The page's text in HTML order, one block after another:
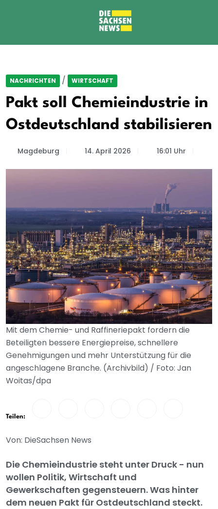
NACHRICHTEN / WIRTSCHAFT
Pakt soll Chemieindustrie in
Ostdeutschland stabilisieren
Magdeburg 14. April 2026 16:01 Uhr
Mit dem Chemie- und Raffineriepakt fordern die
Beteiligten bessere Energiepreise, schnellere
Genehmigungen und mehr Unterstützung für die
angeschlagene Branche. (Archivbild) / Foto: Jan
Woitas/dpa
Teilen:
Von: DieSachsen News
Die Chemieindustrie steht unter Druck - nun
wollen Politik, Wirtschaft und
Gewerkschaften gegensteuern. Was hinter
dem neuen Pakt für Ostdeutschland steckt.